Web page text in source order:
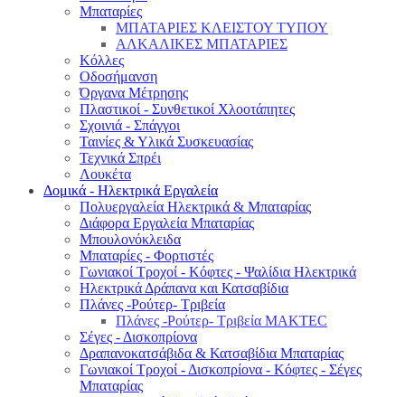
Μπαταρίες
ΜΠΑΤΑΡΙΕΣ ΚΛΕΙΣΤΟΥ ΤΥΠΟΥ
ΑΛΚΑΛΙΚΕΣ ΜΠΑΤΑΡΙΕΣ
Κόλλες
Οδοσήμανση
Όργανα Μέτρησης
Πλαστικοί - Συνθετικοί Χλοοτάπητες
Σχοινιά - Σπάγγοι
Ταινίες & Υλικά Συσκευασίας
Τεχνικά Σπρέι
Λουκέτα
Δομικά - Ηλεκτρικά Εργαλεία
Πολυεργαλεία Ηλεκτρικά & Μπαταρίας
Διάφορα Εργαλεία Μπαταρίας
Μπουλονόκλειδα
Μπαταρίες - Φορτιστές
Γωνιακοί Τροχοί - Κόφτες - Ψαλίδια Ηλεκτρικά
Ηλεκτρικά Δράπανα και Κατσαβίδια
Πλάνες -Ρούτερ- Τριβεία
Πλάνες -Ρούτερ- Τριβεία MAKTEC
Σέγες - Δισκοπρίονα
Δραπανοκατσάβιδα & Κατσαβίδια Μπαταρίας
Γωνιακοί Τροχοί - Δισκοπρίονα - Κόφτες - Σέγες
Μπαταρίας